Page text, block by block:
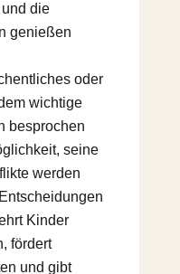
die
genießen
oder
wichtige
besprochen
seine
werden
Kinder
fördert
und gibt